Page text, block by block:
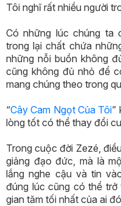
Tôi nghĩ rất nhiều người
Có những lúc chúng ta
trong lại chất chứa
những nỗi buồn không
cũng không đủ nhỏ để
mang chúng theo trong
“Cây Cam Ngọt Của Tôi”
lòng tốt có thể thay đổi
Trong cuộc đời Zezé,
giảng đạo đức, mà là
lắng nghe cậu và tin
đúng lúc cũng có thể trở
gian tăm tối nhất của ai